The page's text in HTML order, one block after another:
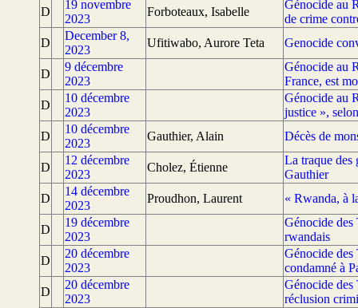
D
19 novembre
2023
Forboteaux, Isabelle
Génocide au
de crime
D
December 8,
2023
Ufitiwabo, Aurore Teta Genocide
D
9 décembre
2023
Génocide au
France, est
D
10 décembre
2023
Génocide au
justice »,
D
10 décembre
2023
Gauthier, Alain Décès de
D
12 décembre
2023
Cholez, Étienne
La traque des
Gauthier
D
14 décembre
2023
Proudhon, Laurent « Rwanda, à
D
19 décembre
2023
Génocide des
rwandais
D
20 décembre
2023
Génocide des
condamné à
D
20 décembre
2023
Génocide des
réclusion